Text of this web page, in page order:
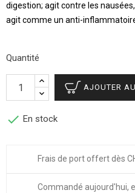
digestion; agit contre les
agit comme un anti-
Quantité
AJOUTER
 En stock
Frais de port offert dès
Commandé aujourd'hui,